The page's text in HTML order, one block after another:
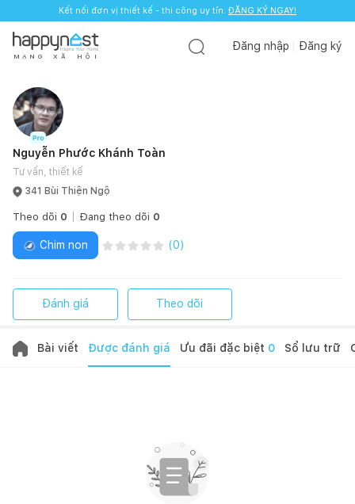
Kết nối đơn vị thiết kế - thi công uy tín. ĐĂNG KÝ NGAY!
M Ạ N G X Ã H Ộ I
Đăng nhập Đăng ký
Nguyễn Phước Khánh Toàn
Tư vấn, thiết kế
341 Bùi Thiện Ngộ
Theo dõi 0 Đang theo dõi 0
Chim non (0)
Đánh giá Theo dõi
Bài viết Được đánh giá Ưu đãi đặc biệt 0 Sổ lưu trữ